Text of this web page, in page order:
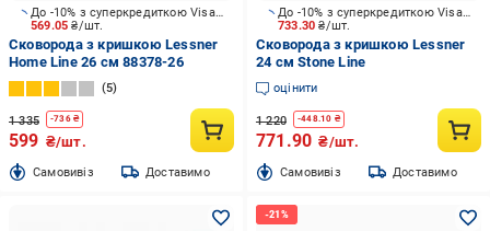
569.05₴/шт.
До -10% з суперкредиткою Visa Вигода
Сковорода з кришкою Lessner
Home Line 26 см 88378-26
5
1 335 -736₴
599 ₴/шт.
Cамовивіз Доставимо
733.30₴/шт.
До -10% з суперкредиткою Visa Вигода
Сковорода з кришкою Lessner
24 см Stone Line
оцінити
1 220 -448.10 ₴
771.90 ₴/шт.
Cамовивіз Доставимо